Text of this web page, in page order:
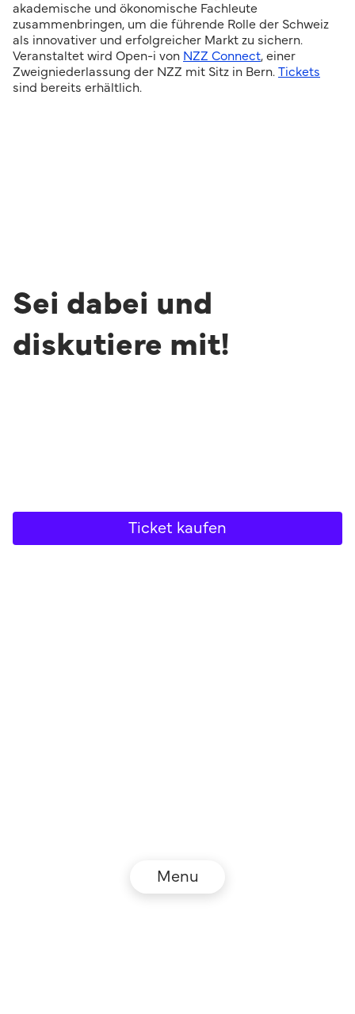
Menu
akademische und ökonomische Fachleute
zusammenbringen, um die führende Rolle der Schweiz
als innovativer und erfolgreicher Markt zu sichern.
Veranstaltet wird Open-i von NZZ Connect, einer
Zweigniederlassung der NZZ mit Sitz in Bern. Tickets
sind bereits erhältlich.
Sei dabei und
diskutiere mit!
Ticket kaufen